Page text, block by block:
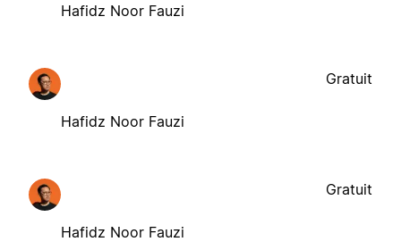
Hafidz Noor Fauzi
Hafidz Noor Fauzi
Gratuit
Hafidz Noor Fauzi
Gratuit